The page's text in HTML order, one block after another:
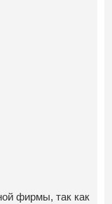
фирмы, так как